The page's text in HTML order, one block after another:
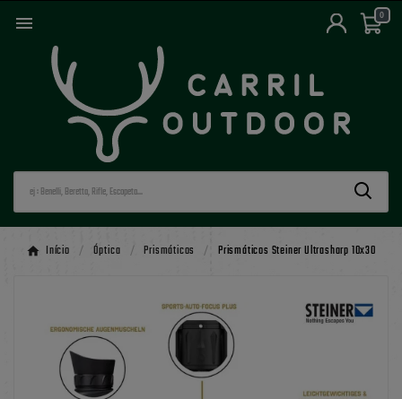
 0
Início Óptica Prismáticos Prismáticos Steiner Ultrasharp 10x30